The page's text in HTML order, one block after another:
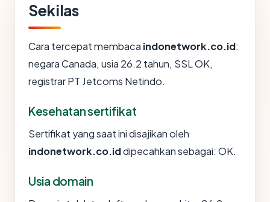
Sekilas
Cara tercepat membaca indonetwork.co.id:
negara Canada, usia 26.2 tahun, SSL OK,
registrar PT Jetcoms Netindo.
Kesehatan sertifikat
Sertifikat yang saat ini disajikan oleh
indonetwork.co.iddipecahkan sebagai: OK.
Usia domain